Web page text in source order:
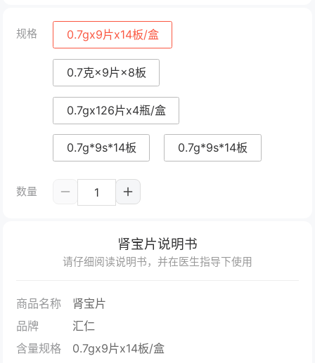
规格 0.7gx9片x14板/盒
0.7克×9片×8板
0.7gx126片x4瓶/盒
0.7g*9s*14板 0.7g*9s*14板
数量
肾宝片说明书
请仔细阅读说明书，并在医生指导下使用
商品名称
肾宝片
品牌
汇仁
含量规格
0.7gx9片x14板/盒